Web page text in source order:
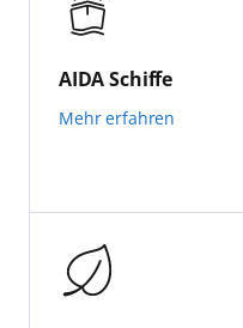
Mehr erfahren
AIDA Schiffe